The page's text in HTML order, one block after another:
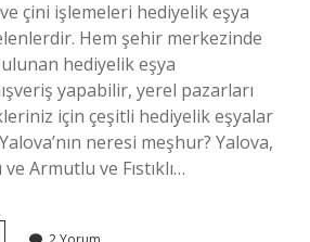
çini işlemeleri hediyelik eşya
Hem şehir merkezinde
hediyelik eşya
yapabilir, yerel pazarları
için çeşitli hediyelik eşyalar
neresi meşhur? Yalova,
Armutlu ve Fıstıklı…